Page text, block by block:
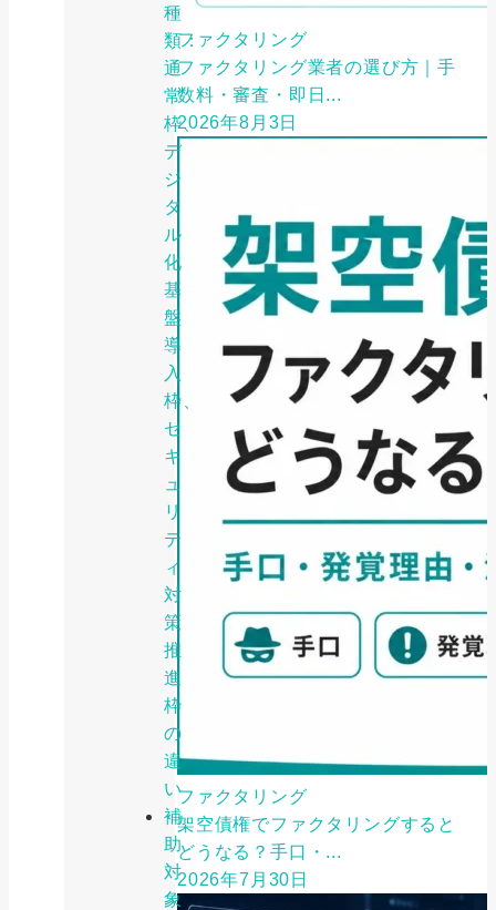
種
類：
通
常
枠、
デ
ジ
タ
ル
化
基
盤
導
入
枠、
セ
キ
ュ
リ
テ
ィ
対
策
推
進
枠
の
違
い
補
助
対
象
ファクタリング
ファクタリング業者の選び方｜手
数料・審査・即日...
2026年8月3日
ファクタリング
架空債権でファクタリングすると
どうなる？手口・...
2026年7月30日